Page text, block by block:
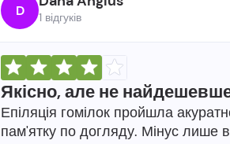
D 1 відгукiв
Якісно, але не
Епіляція гомілок пройшла